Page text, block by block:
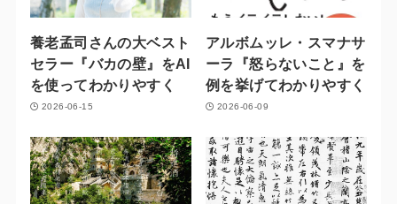
養老孟司さんの大ベスト
セラー『バカの壁』をAI
を使ってわかりやすく
2026-06-15
アルボムッレ・スマナサ
ーラ『怒らないこと』を
例を挙げてわかりやすく
2026-06-09